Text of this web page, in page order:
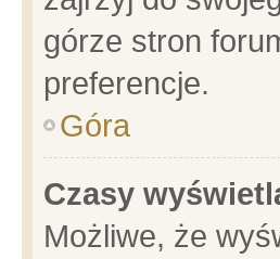
górze stron
preferencje.
Góra
Czasy
Możliwe, że